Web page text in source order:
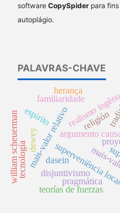
software CopySpider para
autoplágio.
PALAVRAS-CHAVE
argumento
mais-
mais-valor relativosuperveniência
disjuntivismo
religión
realismo
tecnología
dewey
espirito
familiaridade
william scheuerman dasein
herança
pragmática
teorías de fuerzas